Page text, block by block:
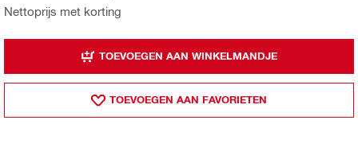
Nettoprijs met korting
TOEVOEGEN AAN WINKELMANDJE
TOEVOEGEN AAN FAVORIETEN